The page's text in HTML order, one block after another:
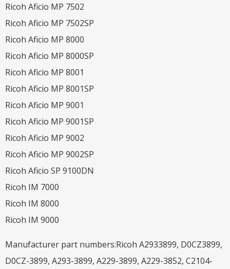
Ricoh Aficio MP 7502
Ricoh Aficio MP 7502SP
Ricoh Aficio MP 8000
Ricoh Aficio MP 8000SP
Ricoh Aficio MP 8001
Ricoh Aficio MP 8001SP
Ricoh Aficio MP 9001
Ricoh Aficio MP 9001SP
Ricoh Aficio MP 9002
Ricoh Aficio MP 9002SP
Ricoh Aficio SP 9100DN
Ricoh IM 7000
Ricoh IM 8000
Ricoh IM 9000
Manufacturer part numbers:Ricoh A2933899, D0CZ3899,
D0CZ-3899, A293-3899, A229-3899, A229-3852, C2104-